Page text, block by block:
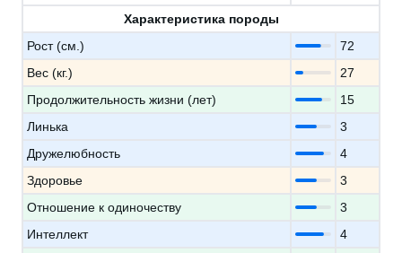
Характеристика породы
Рост (см.)
72
Вес (кг.)
27
Продолжительность жизни (лет)
15
Линька
3
Дружелюбность
4
Здоровье
3
Отношение к одиночеству
3
Интеллект
4